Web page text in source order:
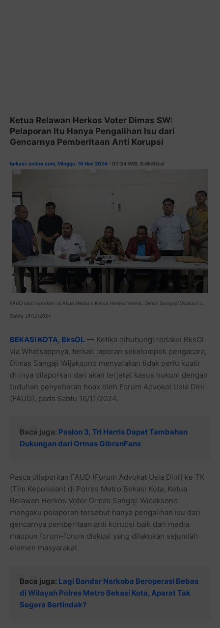
Ketua Relawan Herkos Voter Dimas SW:
Pelaporan Itu Hanya Pengalihan Isu dari
Gencarnya Pemberitaan Anti Korupsi
bekasi-online.com, Minggu, 16 Nov 2024 - 07:34 WIB, SidikRizal
FAUD saat laporkan Isi Akun Medsos Ketua Herkos Voters, Dimas Sangaji Wicaksono,
Sabtu 16/11/2024
BEKASI KOTA, BksOL — Ketika dihubungi redaksi BksOL
via Whatsappnya, terkait laporan sekelompok pengacara,
Dimas Sangaji Wijaksono menyatakan tidak perlu kuatir
dirinya dilaporkan dan akan terjerat kasus hukum dengan
tuduhan penyebaran hoax oleh Forum Advokat Usia Dini
(FAUD), pada Sabtu 16/11/2024.
Baca juga: Paslon 3, Tri Harris Dapat Tambahan
Dukungan dari Ormas GibranFans
Pasca dilaporkan FAUD (Forum Advokat Usia Dini) ke TK
(Tim Kepolisian) di Polres Metro Bekasi Kota, Ketua
Relawan Herkos Voter Dimas Sangaji Wicaksono
mengaku pelaporan tersebut hanya pengalihan isu dari
gencarnya pemberitaan anti korupsi baik dari media
maupun forum-forum diskusi yang dilakukan sejumlah
elemen masyarakat.
Baca juga: Lagi Bandar Narkoba Beroperasi Bebas
di Wilayah Polres Metro Bekasi Kota, Aparat Tak
Segera Bertindak?